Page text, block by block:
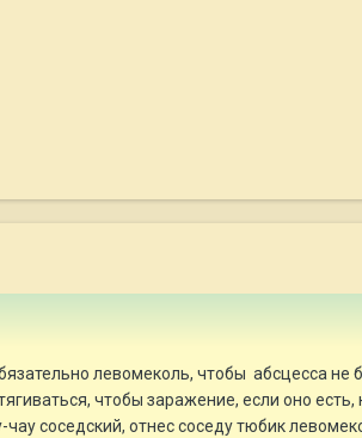
левомеколь, чтобы абсцесса
чтобы заражение, если оно есть,
соседский, отнес соседу тюбик